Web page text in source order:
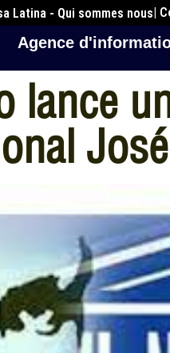
Latina - Qui sommes nous|
Agence
lance